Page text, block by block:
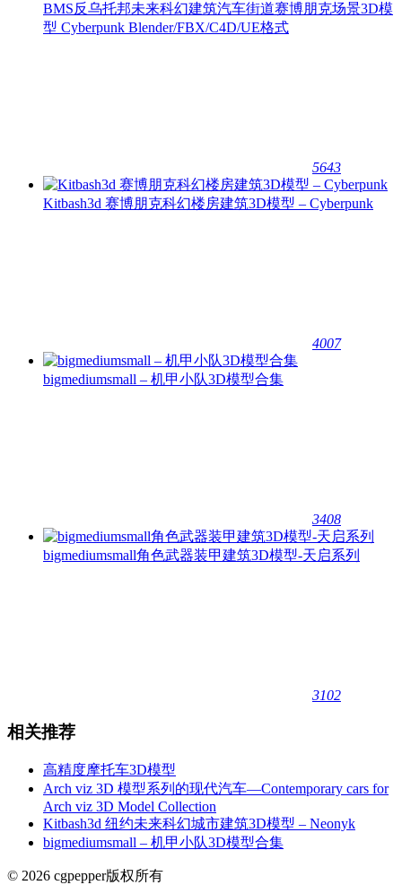
BMS反乌托邦未来科幻建筑汽车街道赛博朋克场景3D模
型 Cyberpunk Blender/FBX/C4D/UE格式
5643
Kitbash3d 赛博朋克科幻楼房建筑3D模型 – Cyberpunk
4007
bigmediumsmall – 机甲小队3D模型合集
3408
bigmediumsmall角色武器装甲建筑3D模型-天启系列
3102
相关推荐
高精度摩托车3D模型
Arch viz 3D 模型系列的现代汽车—Contemporary cars for
Arch viz 3D Model Collection
Kitbash3d 纽约未来科幻城市建筑3D模型 – Neonyk
bigmediumsmall – 机甲小队3D模型合集
© 2026 cgpepper版权所有